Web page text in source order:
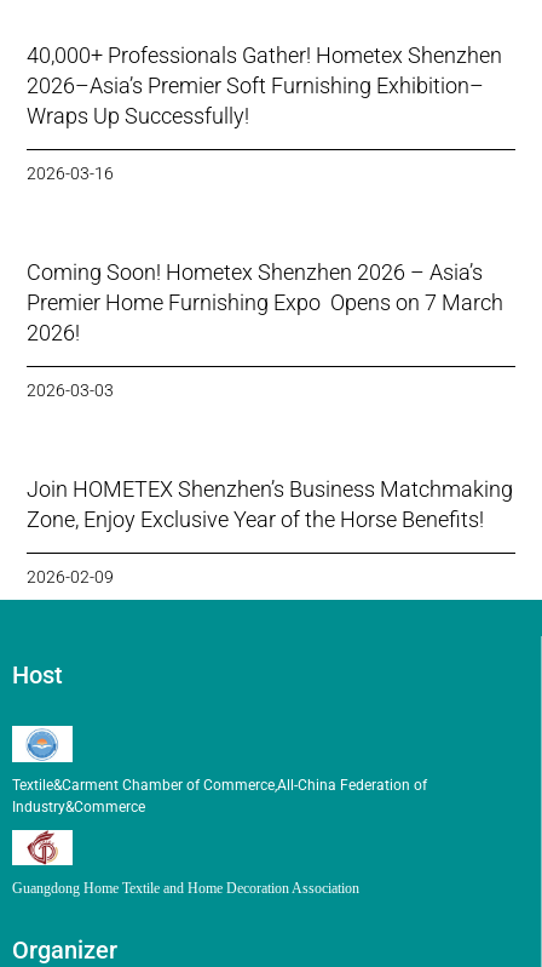
40,000+ Professionals Gather! Hometex Shenzhen
2026–Asia’s Premier Soft Furnishing Exhibition–
Wraps Up Successfully!
2026-03-16
Coming Soon! Hometex Shenzhen 2026 – Asia’s
Premier Home Furnishing Expo Opens on 7 March
2026!
2026-03-03
Join HOMETEX Shenzhen’s Business Matchmaking
Zone, Enjoy Exclusive Year of the Horse Benefits!
2026-02-09
Host
Textile&Carment Chamber of Commerce,All-China Federation of
Industry&Commerce
Guangdong Home Textile and Home Decoration Association
Organizer